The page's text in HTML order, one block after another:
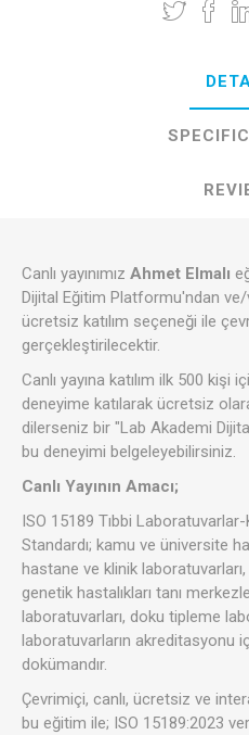
Canlı yayınımız Ahmet Elmalı
Dijital Eğitim Platformu'ndan ve/
ücretsiz katılım seçeneği ile
gerçekleştirilecektir.
Canlı yayına katılım ilk 500
deneyime katılarak ücretsiz
dilerseniz bir "Lab Akademi
bu deneyimi belgeleyebilirsiniz.
Canlı Yayının Amacı;
ISO 15189 Tıbbi
Standardı; kamu ve üniversite
hastane ve klinik
genetik hastalıkları tanı
laboratuvarları, doku tipleme
laboratuvarların akreditasyonu
dokümandır.
Çevrimiçi, canlı, ücretsiz ve
bu eğitim ile; ISO 15189:2023